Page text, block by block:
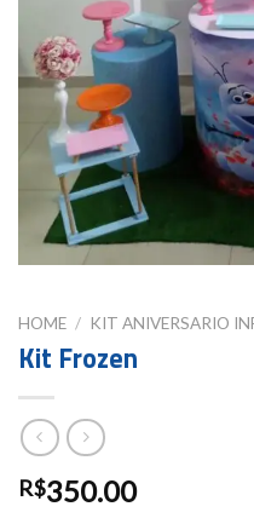
HOME / KIT ANIVERSARIO
Kit Frozen
R$350.00